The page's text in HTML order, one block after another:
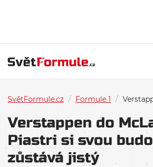
SvětFormule.cz / Formule 1 / Verstappen do
Verstappen do
Piastri si svou
zůstává jistý